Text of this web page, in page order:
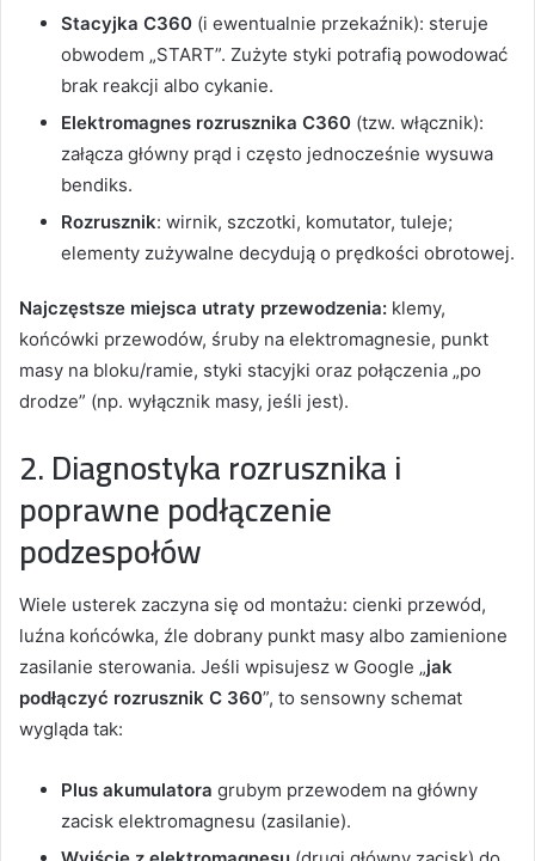
Stacyjka C360 (i ewentualnie przekaźnik): steruje
obwodem „START”. Zużyte styki potrafią powodować
brak reakcji albo cykanie.
Elektromagnes rozrusznika C360 (tzw. włącznik):
załącza główny prąd i często jednocześnie wysuwa
bendiks.
Rozrusznik: wirnik, szczotki, komutator, tuleje;
elementy zużywalne decydują o prędkości obrotowej.
Najczęstsze miejsca utraty przewodzenia: klemy,
końcówki przewodów, śruby na elektromagnesie, punkt
masy na bloku/ramie, styki stacyjki oraz połączenia „po
drodze” (np. wyłącznik masy, jeśli jest).
2. Diagnostyka rozrusznika i
poprawne podłączenie
podzespołów
Wiele usterek zaczyna się od montażu: cienki przewód,
luźna końcówka, źle dobrany punkt masy albo zamienione
zasilanie sterowania. Jeśli wpisujesz w Google „jak
podłączyć rozrusznik C 360”, to sensowny schemat
wygląda tak:
Plus akumulatora grubym przewodem na główny
zacisk elektromagnesu (zasilanie).